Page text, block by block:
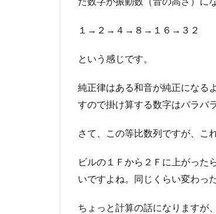
１→２→４→８→１６→３２
という感じです。
純正律はある和音が純正になる
すので掛け算する数字はバラバ
さて、この等比数列ですが、こ
ビルの１Ｆから２Ｆに上がった
いですよね。同じくらい変わっ
ちょっと計算の話になりますが